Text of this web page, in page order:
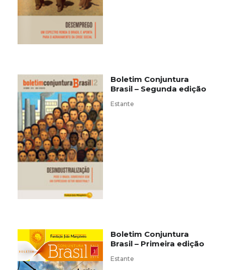
Boletim Conjuntura
Brasil – Segunda edição
Estante
Boletim Conjuntura
Brasil – Primeira edição
Estante